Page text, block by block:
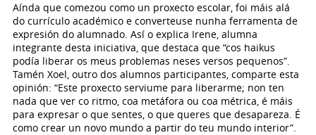
Aínda que comezou como un proxecto escolar, foi máis alá
do currículo académico e converteuse nunha ferramenta de
expresión do alumnado. Así o explica Irene, alumna
integrante desta iniciativa, que destaca que “cos haikus
podía liberar os meus problemas neses versos pequenos”.
Tamén Xoel, outro dos alumnos participantes, comparte esta
opinión: “Este proxecto serviume para liberarme; non ten
nada que ver co ritmo, coa metáfora ou coa métrica, é máis
para expresar o que sentes, o que queres que desapareza. É
como crear un novo mundo a partir do teu mundo interior”.